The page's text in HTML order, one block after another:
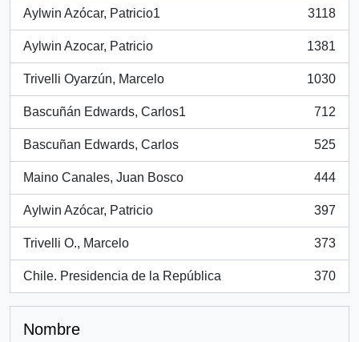
Aylwin Azócar, Patricio1
, 3118 resultados
3118
Aylwin Azocar, Patricio
, 1381 resultados
1381
Trivelli Oyarzún, Marcelo
, 1030 resultados
1030
Bascuñán Edwards, Carlos1
, 712 resultados
712
Bascuñan Edwards, Carlos
, 525 resultados
525
Maino Canales, Juan Bosco
, 444 resultados
444
Aylwin Azócar, Patricio
, 397 resultados
397
Trivelli O., Marcelo
, 373 resultados
373
Chile. Presidencia de la República
, 370 resultados
370
Nombre